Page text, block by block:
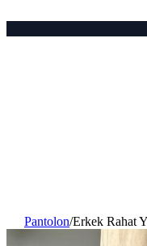
Pantolon/Erkek Rahat